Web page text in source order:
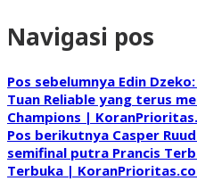
Navigasi pos
Pos sebelumnya Edin
Tuan Reliable yang terus
Champions |
Pos berikutnya Casper
semifinal putra Prancis
Terbuka |